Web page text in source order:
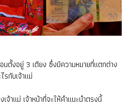
นตั้งอยู่ 3 เตียง ซึ่งมีความหมายที่แตกต่าง
รกับเจ้าแม่
จ้าแม่ เจ้าหน้าที่จะให้คำแนะนำตรงนี้